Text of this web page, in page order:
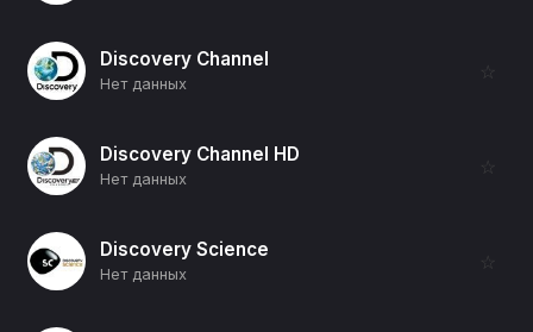
Discovery Channel
Нет данных
☆
Discovery Channel HD
Нет данных
☆
Discovery Science
Нет данных
☆